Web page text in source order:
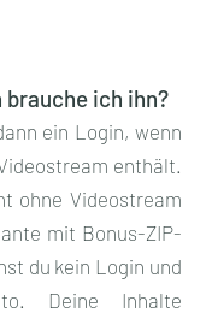
brauche ich ihn?
ein Login, wenn
enthält.
ohne Videostream
mit Bonus-ZIP-
du kein Login und
Deine Inhalte